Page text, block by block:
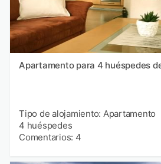
Apartamento para 4 huéspedes
Tipo de alojamiento: Apartamento
4 huéspedes
Comentarios: 4